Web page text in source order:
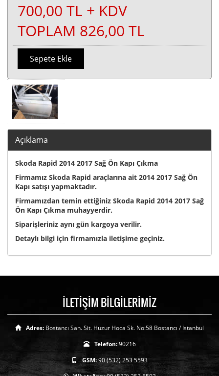
700,00 TL + KDV
TOPLAM 826,00 TL
Sepete Ekle
Açıklama
Skoda Rapid 2014 2017 Sağ Ön Kapı Çıkma
Firmamız Skoda Rapid araçlarına ait 2014 2017 Sağ Ön
Kapı satışı yapmaktadır.
Firmamızdan temin ettiğiniz Skoda Rapid 2014 2017 Sağ
Ön Kapı Çıkma muhayyerdir.
Siparişleriniz aynı gün kargoya verilir.
Detaylı bilgi için firmamızla iletişime geçiniz.
İLETİŞİM BİLGİLERİMİZ
Adres: Bostancı San. Sit. Huzur Hoca Sk. No:58 Bostancı / İstanbul
Telefon:90216
GSM:90 (532) 253 5593